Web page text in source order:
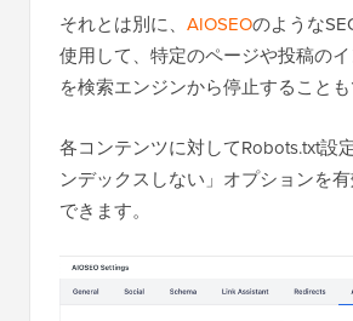
それとは別に、 AIOSEOのような
使用して、特定のページや投稿の
を検索エンジンから停止することも
各コンテンツに対してRobots.txt設
ンデックスしない」オプションを
できます。